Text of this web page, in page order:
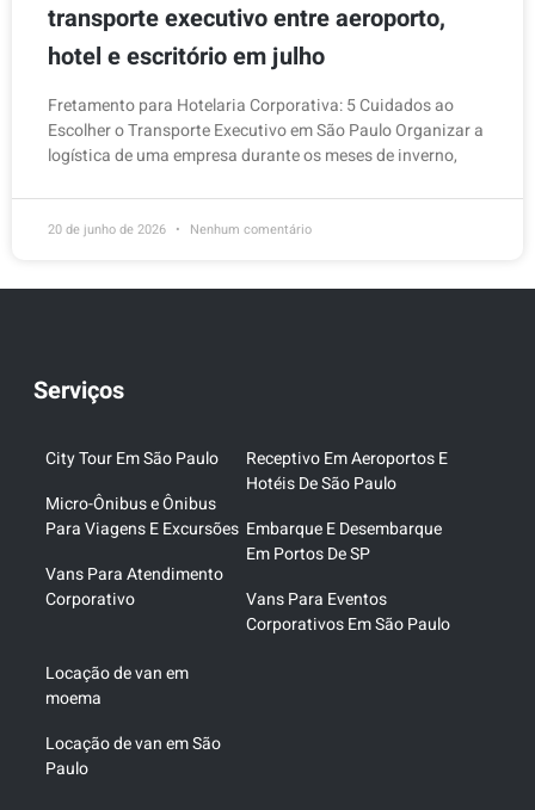
transporte executivo entre aeroporto,
hotel e escritório em julho
Fretamento para Hotelaria Corporativa: 5 Cuidados ao
Escolher o Transporte Executivo em São Paulo Organizar a
logística de uma empresa durante os meses de inverno,
20 de junho de 2026 Nenhum comentário
Serviços
City Tour Em São Paulo
Micro-Ônibus e Ônibus
Para Viagens E Excursões
Vans Para Atendimento
Corporativo
Receptivo Em Aeroportos E
Hotéis De São Paulo
Embarque E Desembarque
Em Portos De SP
Vans Para Eventos
Corporativos Em São Paulo
Locação de van em
moema
Locação de van em São
Paulo